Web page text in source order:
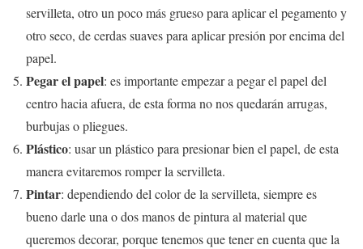
servilleta, otro un poco más grueso para aplicar el pegamento y
otro seco, de cerdas suaves para aplicar presión por encima del
papel.
Pegar el papel: es importante empezar a pegar el papel del
centro hacia afuera, de esta forma no nos quedarán arrugas,
burbujas o pliegues.
Plástico: usar un plástico para presionar bien el papel, de esta
manera evitaremos romper la servilleta.
Pintar: dependiendo del color de la servilleta, siempre es
bueno darle una o dos manos de pintura al material que
queremos decorar, porque tenemos que tener en cuenta que la